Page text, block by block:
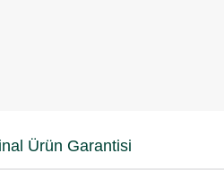
Ürün Garantisi